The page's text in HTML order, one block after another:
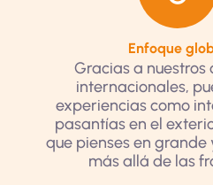
Enfoque
Gracias a nuestros
internacionales,
experiencias como
pasantías en el
que pienses en grande
más allá de las